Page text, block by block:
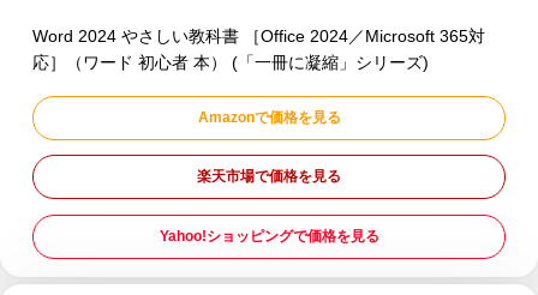
Word 2024 やさしい教科書 ［Office 2024／Microsoft 365対
応］（ワード 初心者 本） (「一冊に凝縮」シリーズ)
Amazonで価格を見る
楽天市場で価格を見る
Yahoo!ショッピングで価格を見る